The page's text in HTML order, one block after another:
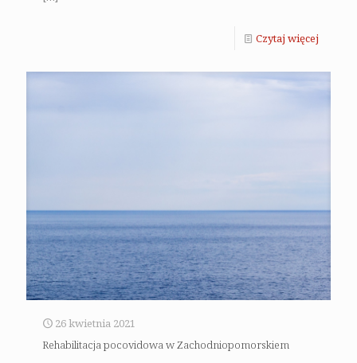
Czytaj więcej
26 kwietnia 2021
Rehabilitacja pocovidowa w Zachodniopomorskiem